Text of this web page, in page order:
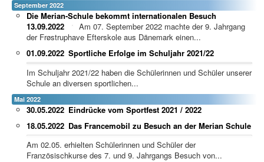
September 2022
Die Merian-Schule bekommt internationalen Besuch
13.09.2022
Am 07. September 2022 machte der 9. Jahrgang
der Frøstruphave Efterskole aus Dänemark einen...
Sportliche Erfolge im Schuljahr 2021/22
01.09.2022
Im Schuljahr 2021/22 haben die Schülerinnen und Schüler unserer
Schule an diversen sportlichen...
Mai 2022
Eindrücke vom Sportfest 2021 / 2022
30.05.2022
Das Francemobil zu Besuch an der Merian Schule
18.05.2022
Am 02.05. erhielten Schülerinnen und Schüler der
Französischkurse des 7. und 9. Jahrgangs Besuch von...